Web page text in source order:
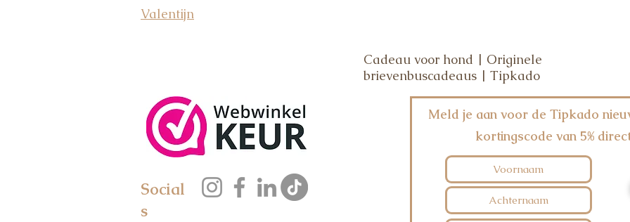
Valentijn
Social
s
Meld je aan voor de Tipkado
kortingscode van 5%
Cadeau voor hond | Originele
brievenbuscadeaus | Tipkado